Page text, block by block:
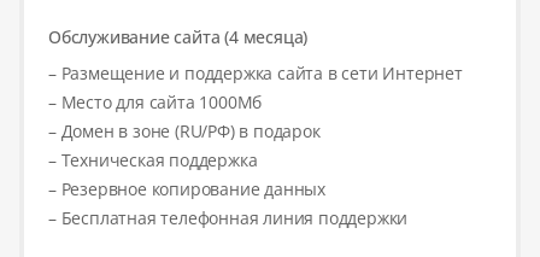
Обслуживание сайта (4 месяца)
– Размещение и поддержка сайта в сети Интернет
– Место для сайта 1000Мб
– Домен в зоне (RU/РФ) в подарок
– Техническая поддержка
– Резервное копирование данных
– Бесплатная телефонная линия поддержки